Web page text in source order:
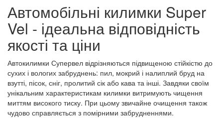
Автомобільні килимки Super
Vel - ідеальна відповідність
якості та ціни
Автокилимки Супервел відрізняються підвищеною стійкістю до
сухих і вологих забруднень: пил, мокрий і налиплий бруд на
взутті, пісок, сніг, пролитий сік або кава та інші. Завдяки своїм
унікальним характеристикам килимки витримують чищення
миттям високого тиску. При цьому звичайне очищення також
чудово справляється з помірними забрудненнями.